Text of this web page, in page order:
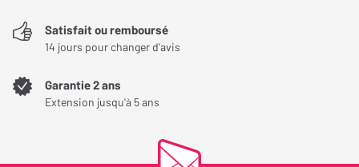
Satisfait ou remboursé
14 jours pour changer d'avis
Garantie 2 ans
Extension jusqu'à 5 ans